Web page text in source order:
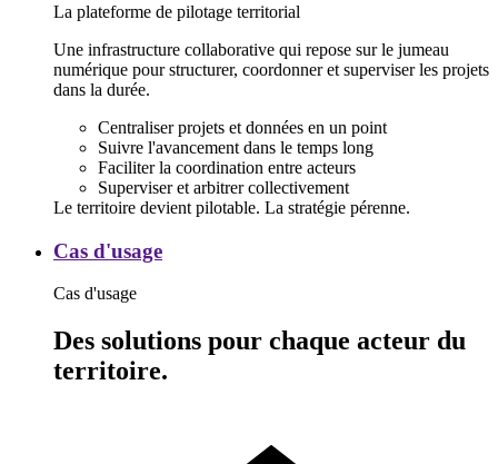
La plateforme de pilotage territorial
Une infrastructure collaborative qui repose sur le jumeau
numérique pour structurer, coordonner et superviser les projets
dans la durée.
Centraliser projets et données en un point
Suivre l'avancement dans le temps long
Faciliter la coordination entre acteurs
Superviser et arbitrer collectivement
Le territoire devient pilotable. La stratégie pérenne.
Cas
Cas d'usage
Cas d'usage
Des solutions pour chaque acteur du
territoire.